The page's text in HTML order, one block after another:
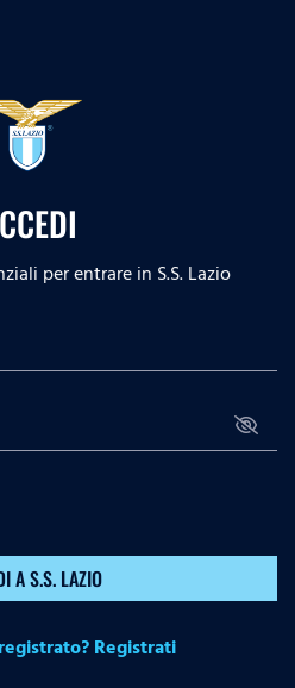
per entrare in S.S. Lazio
A S.S. LAZIO
Registrati